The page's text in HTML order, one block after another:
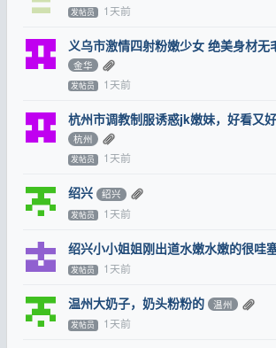
发帖员 1天前
义乌市激情四射粉嫩少女 绝美身材无
金华
发帖员 1天前
杭州市调教制服诱惑jk嫩妹，好看又
杭州
发帖员 1天前
绍兴 绍兴
发帖员 1天前
绍兴小小姐姐刚出道水嫩水嫩的很哇塞
发帖员 1天前
温州大奶子，奶头粉粉的 温州
发帖员 1天前